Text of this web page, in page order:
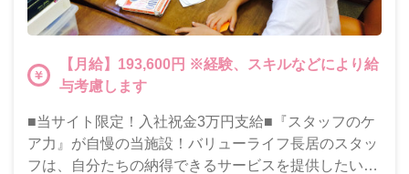
【月給】193,600円 ※経験、スキルなどにより給
与考慮します
■当サイト限定！入社祝金3万円支給■『スタッフのケ
ア力』が自慢の当施設！バリューライフ長居のスタッ
フは、自分たちの納得できるサービスを提供したいと